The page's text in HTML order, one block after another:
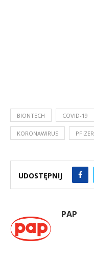
BIONTECH COVID-19
KORONAWIRUS PFIZER
UDOSTĘPNIJ
PAP